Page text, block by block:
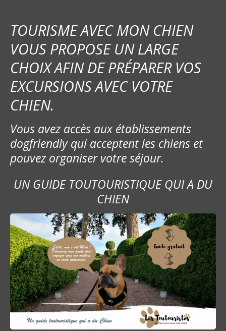
i
o
n
d
e
l
’
a
r
t
i
c
l
e
TOURISME AVEC MON CHIEN
VOUS PROPOSE UN LARGE
CHOIX AFIN DE PRÉPARER VOS
EXCURSIONS AVEC VOTRE
CHIEN.
Vous avez accès aux établissements
dogfriendly qui acceptent les chiens et
pouvez organiser votre séjour.
UN GUIDE TOUTOURISTIQUE QUI A DU
CHIEN